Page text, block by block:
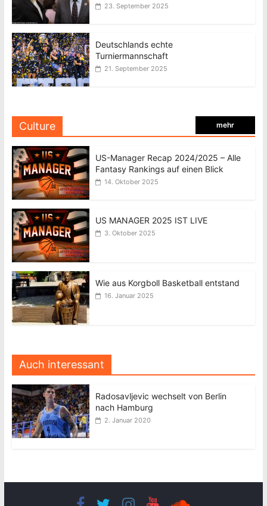
23. September 2025
Deutschlands echte
Turniermannschaft
21. September 2025
Culture mehr
US-Manager Recap 2024/2025 – Alle
Fantasy Rankings auf einen Blick
14. Oktober 2025
US MANAGER 2025 IST LIVE
3. Oktober 2025
Wie aus Korgboll Basketball entstand
16. Januar 2025
Auch interessant
Radosavljevic wechselt von Berlin
nach Hamburg
2. Januar 2020